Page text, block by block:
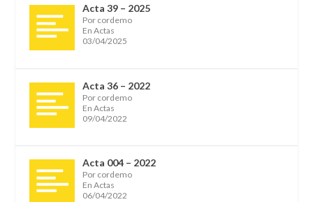
Acta 39 – 2025
Por cordemo
En Actas
03/04/2025
Acta 36 – 2022
Por cordemo
En Actas
09/04/2022
Acta 004 – 2022
Por cordemo
En Actas
06/04/2022